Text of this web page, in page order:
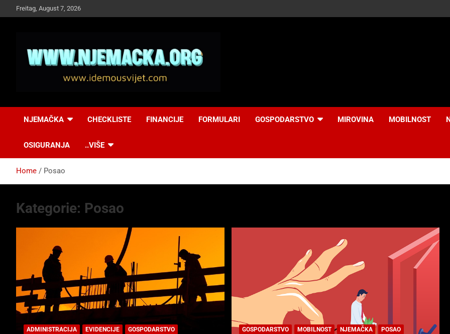
to
Freitag, August 7, 2026
Idemo u Svijet-
NJEMAČKA CHECKLISTE FINANCIJE FORMULARI GOSPODARSTVO MIROVINA MOBILNOST
OSIGURANJA ..VIŠE
Home Posao
Kategorie: Posao
ADMINISTRACIJA EVIDENCIJE
GOSPODARSTVO
GOSPODARSTVO MOBILNOST NJEMAČKA
POSAO